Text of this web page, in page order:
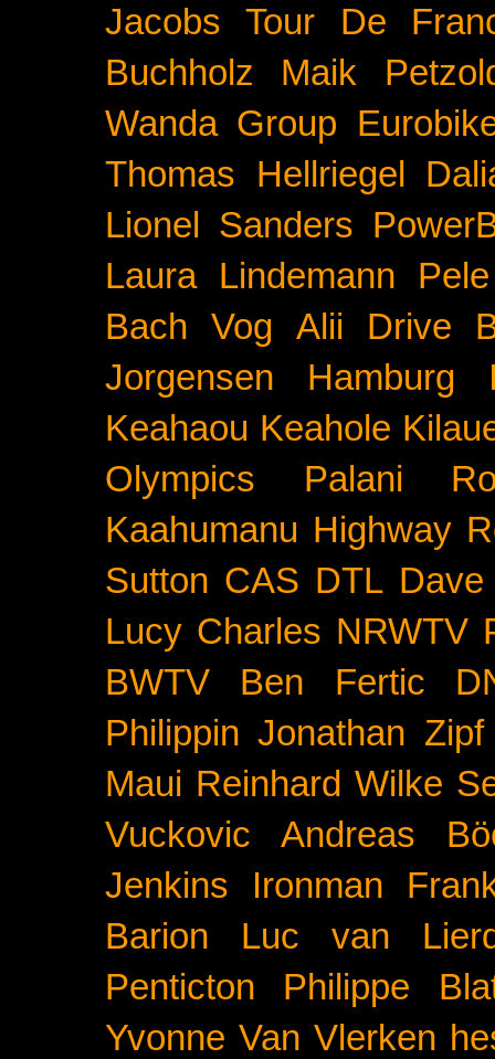
Jacobs
Tour De
Buchholz
Maik
Wanda Group
Thomas Hellriegel
Lionel Sanders
Laura Lindemann
Pele
Bach Vog Alii Drive
Jorgensen
Hamburg
Keahaou Keahole
Olympics
Palani
Kaahumanu Highway
Sutton CAS DTL
Lucy Charles NRWTV
BWTV
Ben Fertic
Philippin Jonathan Zipf
Maui Reinhard Wilke
Vuckovic
Andreas
Jenkins
Ironman
Barion
Luc van
Penticton
Philippe
Yvonne Van Vlerken